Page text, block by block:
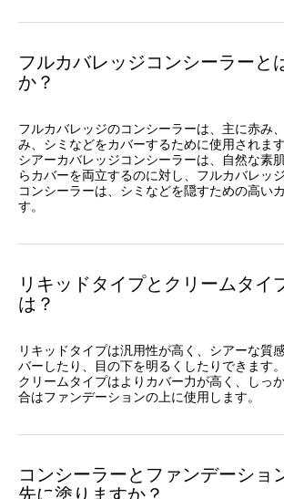
フルカバレッジコンシーラーと
か？
フルカバレッジのコンシーラーは、主に赤み
み、シミなどをカバーするために使用されます
シアーカバレッジコンシーラーは、自然な素
らカバーを両立するのに対し、フルカバレッ
コンシーラーは、シミなどを隠すための高い
す。
リキッドタイプとクリームタイ
は？
リキッドタイプは汎用性が高く、シアーな質
バーしたり、目の下を明るくしたりできます。
クリームタイプはよりカバー力が高く、しっ
合はファンデーションの上に使用します。
コンシーラーとファンデーショ
先に塗りますか？